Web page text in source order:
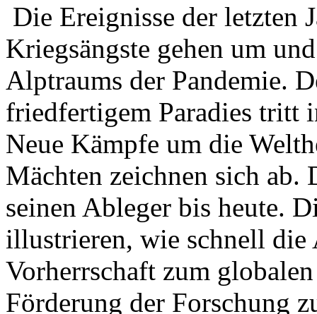
Die Ereignisse der letzten
Kriegsängste gehen um
Alptraums der Pandemie.
friedfertigem Paradies tritt
Neue Kämpfe um die
Mächten zeichnen sich
seinen Ableger bis heute.
illustrieren, wie schnell die
Vorherrschaft zum
Förderung der Forschung